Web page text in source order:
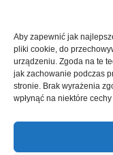
Aby zapewnić jak
pliki cookie, do
urządzeniu. Zgoda na te
jak zachowanie podczas
stronie. Brak wyrażenia
wpłynąć na niektóre